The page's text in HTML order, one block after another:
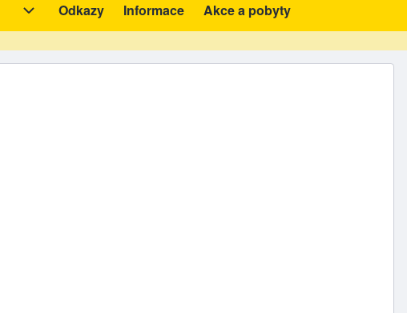
Publikace a pomůcky sub-navigation
Odkazy Informace Akce a pobyty